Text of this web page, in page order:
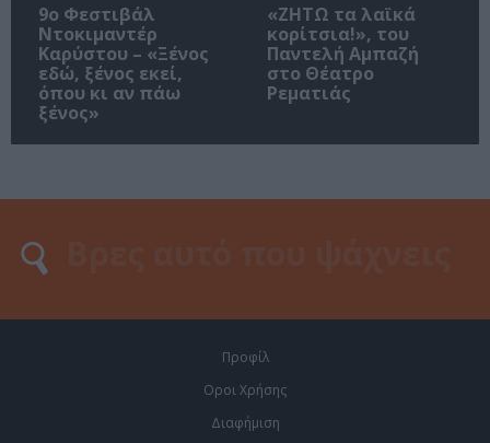
9ο Φεστιβάλ
Ντοκιμαντέρ
Καρύστου – «Ξένος
εδώ, ξένος εκεί,
όπου κι αν πάω
ξένος»
«ΖΗΤΩ τα λαϊκά
κορίτσια!», του
Παντελή Αμπαζή
στο Θέατρο
Ρεματιάς
Προφίλ
Οροι Χρήσης
Διαφήμιση